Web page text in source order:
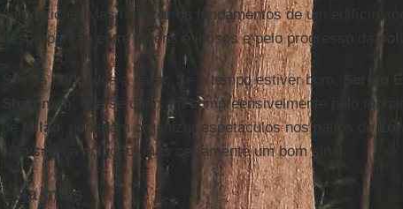
domésticas. Mas reforçar os fundamentos de um edifício
desproporção entre jovens e idosos e pelo progresso da
Somos obrigados a parar. Se o tempo estiver bom, Sergio
Shammah
, que se queixam compreensivelmente pelo
Milão , poderiam organizar espetáculos nos pátios de
Não seria a solução, mas certamente um bom sinal.
Leia mais